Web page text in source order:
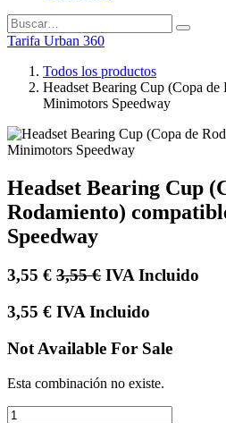
Tarifa Urban 360
Todos los productos
Headset Bearing Cup (Copa
Minimotors Speedway
Headset Bearing Cup
Rodamiento)
Speedway
3,55 € 3,55€ IVA Incluido
3,55 € IVA Incluido
Not Available For Sale
Esta combinación no existe.